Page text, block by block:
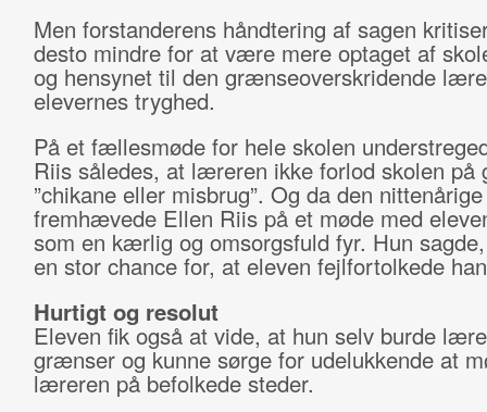
Men forstanderens håndtering af sagen
desto mindre for at være mere optaget af
og hensynet til den grænseoverskridende
elevernes tryghed.
På et fællesmøde for hele skolen
Riis således, at læreren ikke forlod skolen på
”chikane eller misbrug”. Og da den
fremhævede Ellen Riis på et møde med
som en kærlig og omsorgsfuld fyr. Hun
en stor chance for, at eleven fejlfortolkede
Hurtigt og resolut
Eleven fik også at vide, at hun selv burde
grænser og kunne sørge for udelukkende at
læreren på befolkede steder.